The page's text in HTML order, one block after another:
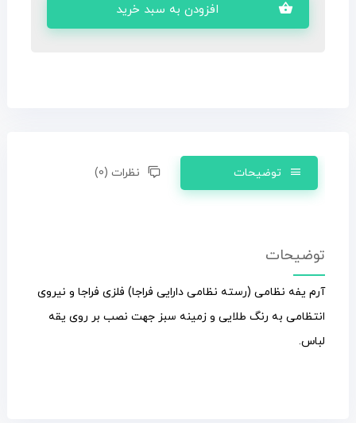
افزودن به سبد خرید
توضیحات نظرات (0)
توضیحات
آرم یفه نظامی (رسته نظامی دارایی فراجا) فلزی فراجا و نیروی
انتظامی به رنگ طلایی و زمینه سبز جهت نصب بر روی یقه
لباس.